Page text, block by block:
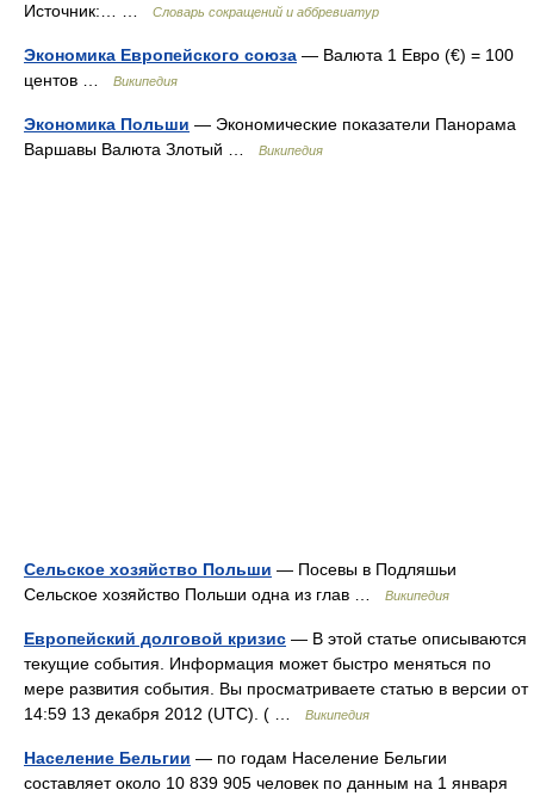
Источник:… …
Словарь сокращений и аббревиатур
Экономика Европейского союза — Валюта 1 Евро (€) = 100
центов …
Википедия
Экономика Польши — Экономические показатели Панорама
Варшавы Валюта Злотый …
Википедия
Сельское хозяйство Польши — Посевы в Подляшьи
Сельское хозяйство Польши одна из глав …
Википедия
Европейский долговой кризис — В этой статье описываются
текущие события. Информация может быстро меняться по
мере развития события. Вы просматриваете статью в версии от
14:59 13 декабря 2012 (UTC). ( …
Википедия
Население Бельгии — по годам Население Бельгии
составляет около 10 839 905 человек по данным на 1 января